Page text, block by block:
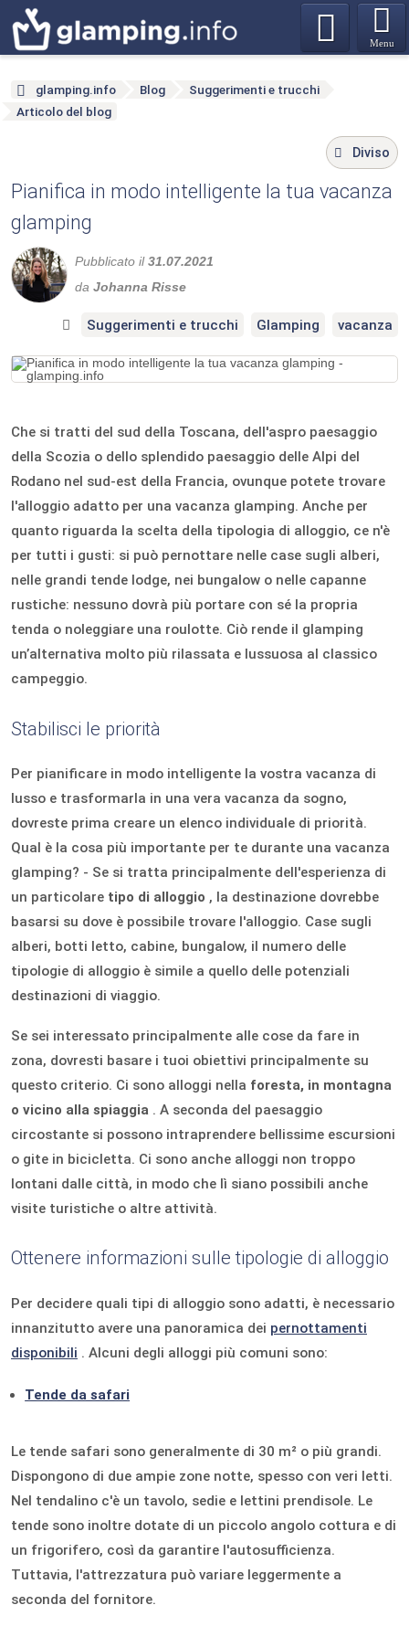
Menu
glamping.info Blog
Suggerimenti e trucchi
Articolo del blog
Diviso
Pianifica in modo intelligente la tua vacanza
glamping
Pubblicato il31.07.2021
da Johanna Risse
Suggerimenti e trucchi Glamping vacanza
Che si tratti del sud della Toscana, dell'aspro paesaggio
della Scozia o dello splendido paesaggio delle Alpi del
Rodano nel sud-est della Francia, ovunque potete trovare
l'alloggio adatto per una vacanza glamping. Anche per
quanto riguarda la scelta della tipologia di alloggio, ce n'è
per tutti i gusti: si può pernottare nelle case sugli alberi,
nelle grandi tende lodge, nei bungalow o nelle capanne
rustiche: nessuno dovrà più portare con sé la propria
tenda o noleggiare una roulotte. Ciò rende il glamping
un’alternativa molto più rilassata e lussuosa al classico
campeggio.
Stabilisci le priorità
Per pianificare in modo intelligente la vostra vacanza di
lusso e trasformarla in una vera vacanza da sogno,
dovreste prima creare un elenco individuale di priorità.
Qual è la cosa più importante per te durante una vacanza
glamping? - Se si tratta principalmente dell'esperienza di
un particolare tipo di alloggio , la destinazione dovrebbe
basarsi su dove è possibile trovare l'alloggio. Case sugli
alberi, botti letto, cabine, bungalow, il numero delle
tipologie di alloggio è simile a quello delle potenziali
destinazioni di viaggio.
Se sei interessato principalmente alle cose da fare in
zona, dovresti basare i tuoi obiettivi principalmente su
questo criterio. Ci sono alloggi nella foresta, in montagna
o vicino alla spiaggia . A seconda del paesaggio
circostante si possono intraprendere bellissime escursioni
o gite in bicicletta. Ci sono anche alloggi non troppo
lontani dalle città, in modo che lì siano possibili anche
visite turistiche o altre attività.
Ottenere informazioni sulle tipologie di alloggio
Per decidere quali tipi di alloggio sono adatti, è necessario
innanzitutto avere una panoramica dei pernottamenti
disponibili . Alcuni degli alloggi più comuni sono:
Tende da safari
Le tende safari sono generalmente di 30 m² o più grandi.
Dispongono di due ampie zone notte, spesso con veri letti.
Nel tendalino c'è un tavolo, sedie e lettini prendisole. Le
tende sono inoltre dotate di un piccolo angolo cottura e di
un frigorifero, così da garantire l'autosufficienza.
Tuttavia, l'attrezzatura può variare leggermente a
seconda del fornitore.